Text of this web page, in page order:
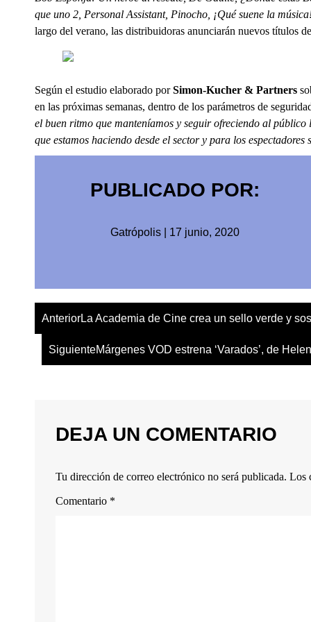
que uno 2, Personal Assistant, Pinocho, ¡Qué suene la
largo del verano, las distribuidoras anunciarán nuevos títulos
Según el estudio elaborado porSimon-Kucher & Partners
en las próximas semanas, dentro de los parámetros de
el buen ritmo que manteníamos y seguir ofreciendo al
que estamos haciendo desde el sector y para los
PUBLICADO POR:
Gatrópolis 17 junio, 2020
AnteriorLa Academia de Cine crea un sello verde y
SiguienteMárgenes VOD estrena ‘Varados’, de
DEJA UN COMENTARIO
Tu dirección de correo electrónico no será publicada. Los
Comentario *